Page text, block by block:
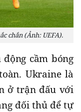
chắn (Ảnh: UEFA).
cầm bóng
Ukraine là
ở trận đấu với
đối thủ để tự